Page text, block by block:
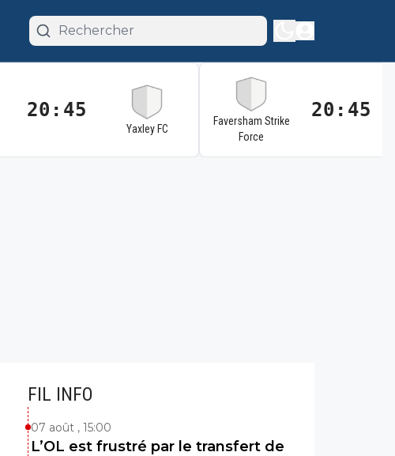
20:45
Yaxley FC
Faversham Strike
Force
20:45
FIL INFO
07 août , 15:00
L’OL est frustré par le transfert de